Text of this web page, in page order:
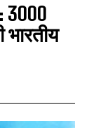
3000